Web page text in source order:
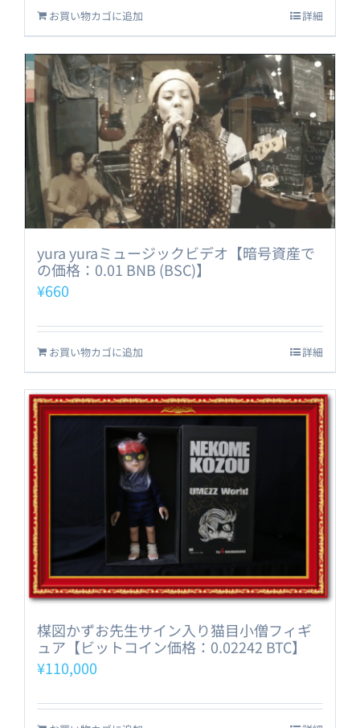
お買い物カゴに追加 詳細
yura yuraミュージックビデオ【暗号資産で
の価格：0.01 BNB (BSC)】
¥660
お買い物カゴに追加 詳細
楳図かずお先生サイン入り猫目小僧フィギ
ュア【ビットコイン価格：0.02242 BTC】
¥110,000